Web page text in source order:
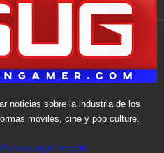
noticias sobre la industria de los
móviles, cine y pop culture.